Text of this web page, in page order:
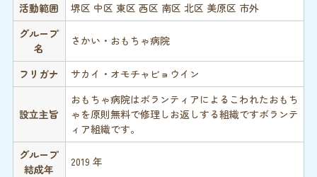
活動範囲
堺区 中区 東区 西区 南区 北区 美原区 市外
グループ
名
さかい・おもちゃ病院
フリガナ サカイ・オモチャビョウイン
設立主旨
おもちゃ病院はボランティアによるこわれたおもち
ゃを原則無料で修理しお返しする組織ですボランテ
ィア組織です。
グループ
結成年
2019 年